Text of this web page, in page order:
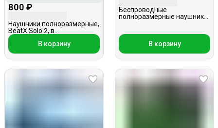
800 ₽
Наушники полноразмерные,
BeatX Solo 2, в
ассортименте
В корзину
Беспроводные
полноразмерные наушники,
В корзину